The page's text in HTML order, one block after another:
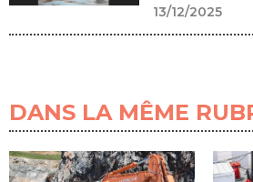
13/12/2025
DANS LA MÊME